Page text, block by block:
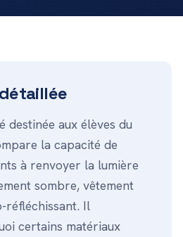
destinée aux élèves du
la capacité de
à renvoyer la lumière
sombre, vêtement
Il
certains matériaux